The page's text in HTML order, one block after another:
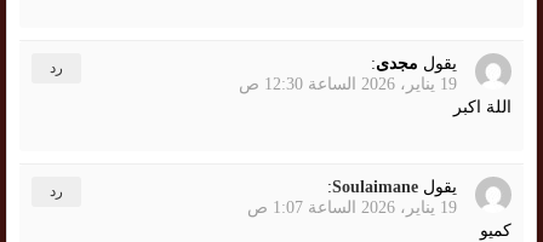
يقول مجدى:
19 يناير، 2026 الساعة 12:30 ص
اللة اكبر
رد
يقول Soulaimane
:
19 يناير، 2026 الساعة 1:07 ص
كميو
رد